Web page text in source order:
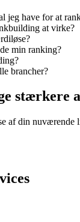
jeg have for at
at virke?
min ranking?
brancher?
stærkere
af din